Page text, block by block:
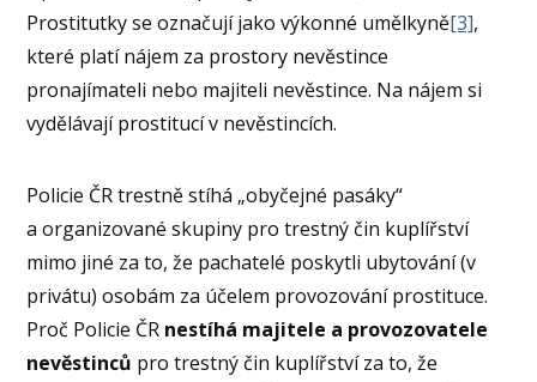
Prostitutky se označují jako výkonné umělkyně[3],
které platí nájem za prostory nevěstince
pronajímateli nebo majiteli nevěstince. Na nájem si
vydělávají prostitucí v nevěstincích.
Policie ČR trestně stíhá „obyčejné pasáky“
a organizované skupiny pro trestný čin kuplířství
mimo jiné za to, že pachatelé poskytli ubytování (v
privátu) osobám za účelem provozování prostituce.
Proč Policie ČR nestíhá majitele a provozovatele
nevěstinců pro trestný čin kuplířství za to, že